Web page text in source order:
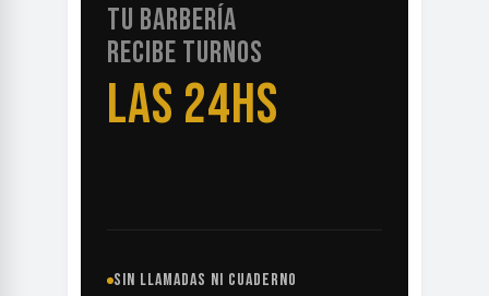
TU BARBERÍA
RECIBE TURNOS
LAS 24HS
SIN LLAMADAS NI CUADERNO